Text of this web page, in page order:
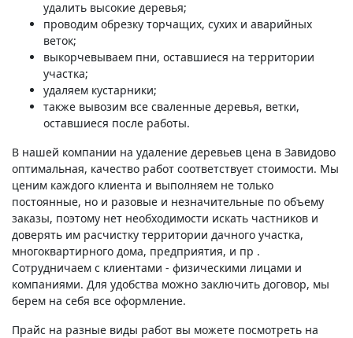
удалить высокие деревья;
проводим обрезку торчащих, сухих и аварийных
веток;
выкорчевываем пни, оставшиеся на территории
участка;
удаляем кустарники;
также вывозим все сваленные деревья, ветки,
оставшиеся после работы.
В нашей компании на удаление деревьев цена в Завидово
оптимальная, качество работ соответствует стоимости. Мы
ценим каждого клиента и выполняем не только
постоянные, но и разовые и незначительные по объему
заказы, поэтому нет необходимости искать частников и
доверять им расчистку территории дачного участка,
многоквартирного дома, предприятия, и пр .
Сотрудничаем с клиентами - физическими лицами и
компаниями. Для удобства можно заключить договор, мы
берем на себя все оформление.
Прайс на разные виды работ вы можете посмотреть на